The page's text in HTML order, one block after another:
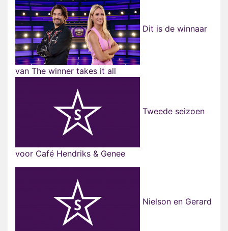
Dit is de winnaar
van The winner takes it all
Tweede seizoen
voor Café Hendriks & Genee
Nielson en Gerard